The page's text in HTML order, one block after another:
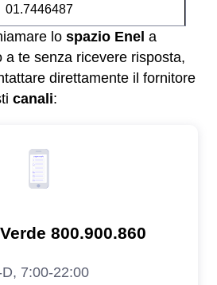
01.7446487
lo spazio Enel a
a te senza ricevere risposta,
direttamente il fornitore
canali: